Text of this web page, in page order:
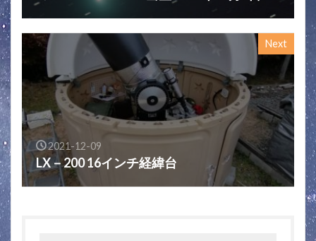
Next
2021-12-09
LX－200 16インチ経緯台